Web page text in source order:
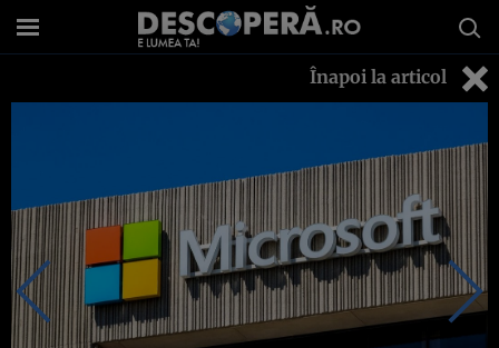
Înapoi la articol